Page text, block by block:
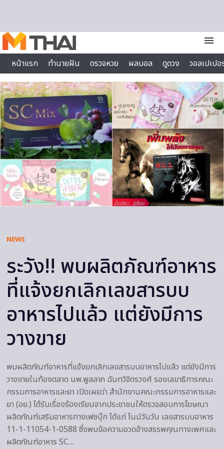
menu
หน้าแรก
ทำนายฝัน ตรวจหวย ผลบอล ดูดวง
วอลเปเป
ไลฟ์สไตล์
NEWS
ระวัง!! พบผลิตภัณฑ์อาหาร
ที่แจ้งยกเลิกเลขสารบบ
อาหารไปแล้ว แต่ยังมีการ
วางขาย
พบผลิตภัณฑ์อาหารที่แจ้งยกเลิกเลขสารบบอาหารไปแล้ว แต่ยังมีการ
วางขายในท้องตลาด นพ.พูลลาภ ฉันทวิจิตรวงศ์ รองเลขาธิการคณะ
กรรมการอาหารและยา เปิดเผยว่า สำนักงานคณะกรรมการอาหารและ
ยา (อย.) ได้รับเรื่องร้องเรียนจากประชาชนให้ตรวจสอบการโฆษณา
ผลิตภัณฑ์เสริมอาหารทางเฟซบุ๊ก ได้แก่ ไนน์วันวัน เลขสารบบอาหาร
11-1-11054-1-0588 ซึ่งพบข้อความอวดอ้างสรรพคุณทางเพศและ
ผลิตภัณฑ์อาหาร SC…